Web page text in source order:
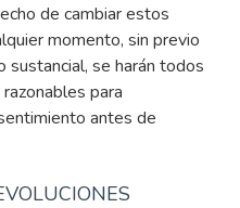
de cambiar estos
momento, sin previo
sustancial, se harán todos
para
antes de